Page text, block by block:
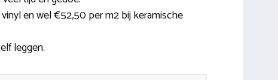
en wel €52,50 per m2 bij keramische
leggen.